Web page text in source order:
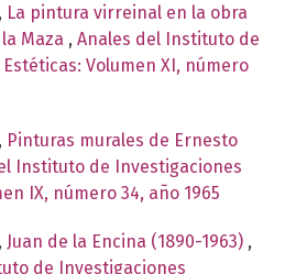
La pintura virreinal en la obra
Maza , Anales del Instituto de
Volumen XI, número
Pinturas murales de Ernesto
Instituto de Investigaciones
IX, número 34, año 1965
Juan de la Encina (1890-1963) ,
de Investigaciones